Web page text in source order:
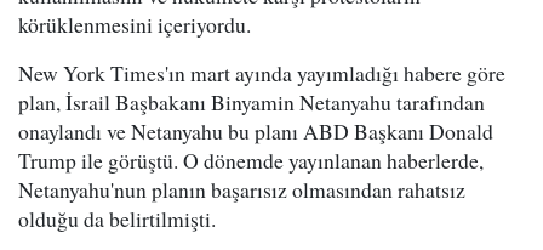
körüklenmesini içeriyordu.
New York Times'ın mart ayında yayımladığı habere göre
plan, İsrail Başbakanı Binyamin Netanyahu tarafından
onaylandı ve Netanyahu bu planı ABD Başkanı Donald
Trump ile görüştü. O dönemde yayınlanan haberlerde,
Netanyahu'nun planın başarısız olmasından rahatsız
olduğu da belirtilmişti.